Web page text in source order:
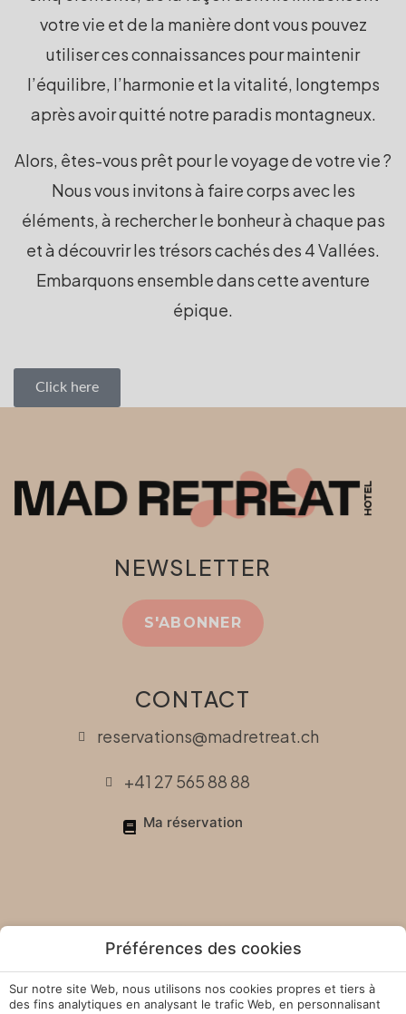
votre vie et de la manière dont vous pouvez
utiliser ces connaissances pour maintenir
l’équilibre, l’harmonie et la vitalité, longtemps
après avoir quitté notre paradis montagneux.
Alors, êtes-vous prêt pour le voyage de votre vie ?
Nous vous invitons à faire corps avec les
éléments, à rechercher le bonheur à chaque pas
et à découvrir les trésors cachés des 4 Vallées.
Embarquons ensemble dans cette aventure
épique.
Click here
CONTACT
reservations@madretreat.ch
+41 27 565 88 88
Ma réservation
NEWSLETTER
S'ABONNER
Préférences des cookies
Sur notre site Web, nous utilisons nos cookies propres et tiers à
des fins analytiques en analysant le trafic Web, en personnalisant